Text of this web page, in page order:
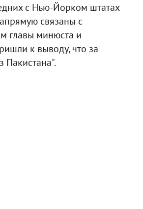
с Нью-Йорком штатах
связаны с
главы минюста и
к выводу, что за
Пакистана".